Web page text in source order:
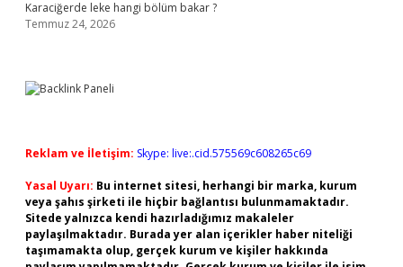
Karaciğerde leke hangi bölüm bakar ?
Temmuz 24, 2026
Reklam ve İletişim: Skype: live:.cid.575569c608265c69
Yasal Uyarı: Bu internet sitesi, herhangi bir marka, kurum
veya şahıs şirketi ile hiçbir bağlantısı bulunmamaktadır.
Sitede yalnızca kendi hazırladığımız makaleler
paylaşılmaktadır. Burada yer alan içerikler haber niteliği
taşımamakta olup, gerçek kurum ve kişiler hakkında